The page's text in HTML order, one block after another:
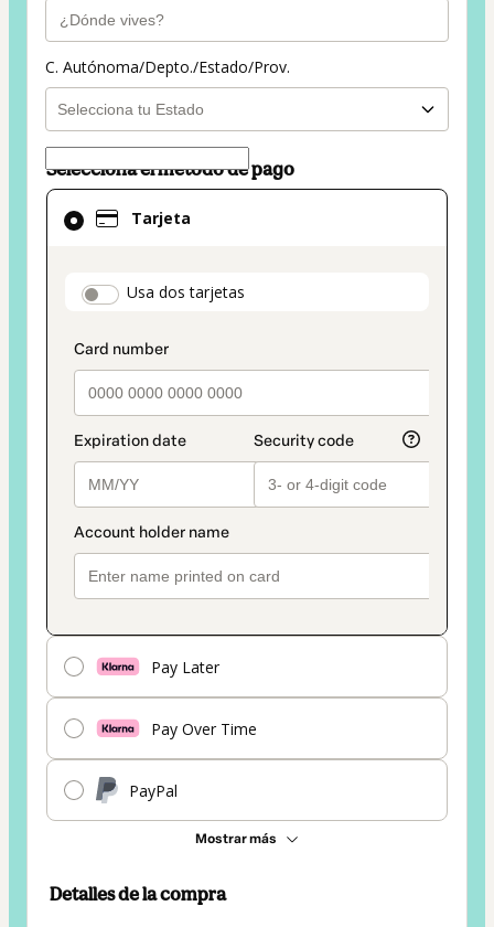
C. Autónoma/Depto./Estado/Prov.
Selecciona el método de pago
Tarjeta
payment_data.section_title_v2
Usa dos tarjetas
Pay Later
Pay Over Time
PayPal
Mostrar más
El
método
seleccionado
Tarjeta
Detalles de la compra